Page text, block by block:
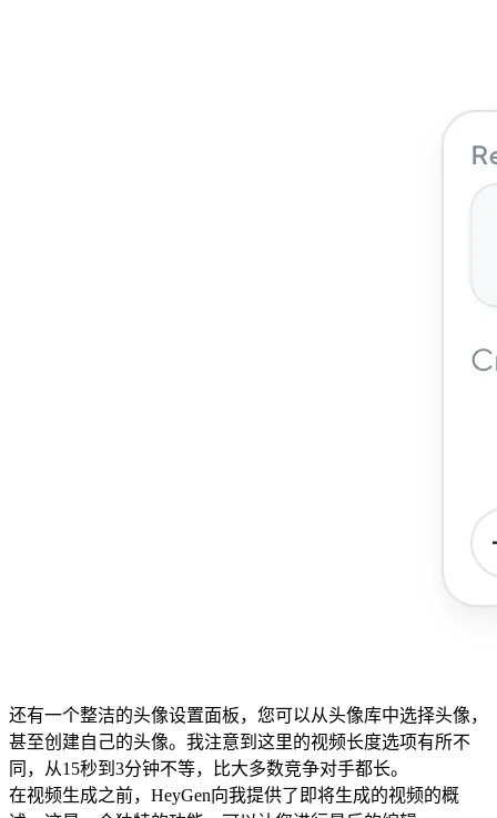
还有一个整洁的头像设置面板，您可以从头像库中选择头像，
甚至创建自己的头像。我注意到这里的视频长度选项有所不
同，从15秒到3分钟不等，比大多数竞争对手都长。
在视频生成之前，HeyGen向我提供了即将生成的视频的概